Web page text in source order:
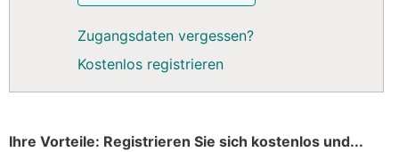
Zugangsdaten vergessen?
Kostenlos registrieren
Ihre Vorteile: Registrieren Sie sich kostenlos und...